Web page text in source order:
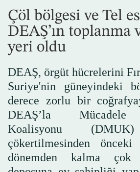
Çöl bölgesi ve Tel
DEAŞ’ın toplanma
yeri oldu
DEAŞ, örgüt hücrelerini
Suriye'nin güneyindeki
derece zorlu bir
DEAŞ’la Mücadele
Koalisyonu
çökertilmesinden
dönemden kalma çok